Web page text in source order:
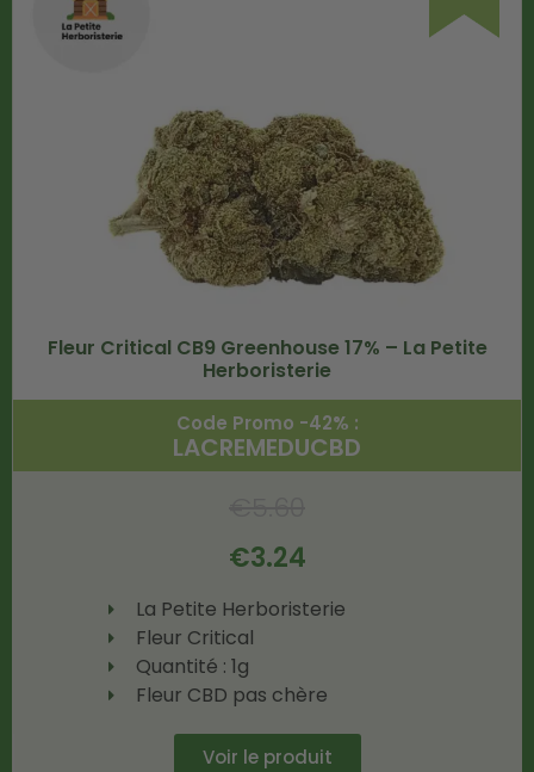
Fleur Critical CB9 Greenhouse 17% – La Petite
Herboristerie
Code Promo -42% :
LACREMEDUCBD
€3.24
La Petite Herboristerie
Fleur Critical
Quantité : 1g
Fleur CBD pas chère
Voir le produit